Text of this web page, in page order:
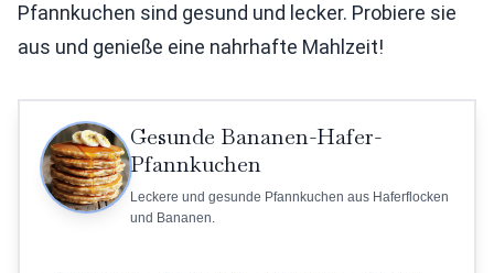
Pfannkuchen sind gesund und lecker. Probiere sie
aus und genieße eine nahrhafte Mahlzeit!
Gesunde Bananen-Hafer-
Pfannkuchen
Leckere und gesunde Pfannkuchen aus Haferflocken
und Bananen.